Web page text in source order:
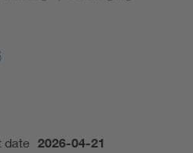
date 2026-04-21